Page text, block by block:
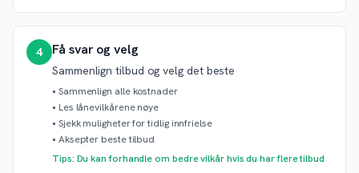
4 Få svar og velg
Sammenlign tilbud og velg det beste
• Sammenlign alle kostnader
• Les lånevilkårene nøye
• Sjekk muligheter for tidlig innfrielse
• Aksepter beste tilbud
Tips: Du kan forhandle om bedre vilkår hvis du har flere tilbud